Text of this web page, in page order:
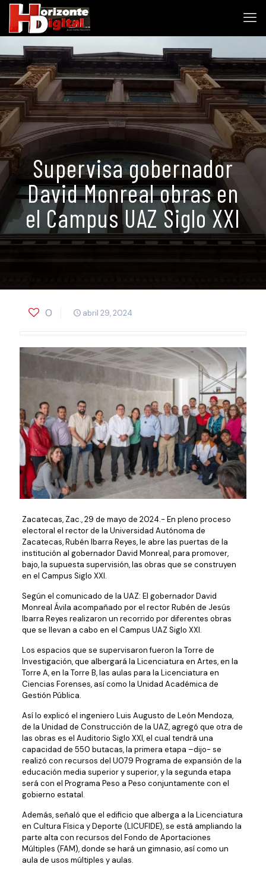
Supervisa gobernador
David Monreal obras en
el Campus UAZ Siglo XXI
0 abril 29, 2024
Zacatecas, Zac., 29 de mayo de 2024.- En pleno proceso
electoral el rector de la Universidad Autónoma de
Zacatecas, Rubén Ibarra Reyes, le abre las puertas de la
institución al gobernador David Monreal, para promover,
bajo, la supuesta supervisión, las obras que se construyen
en el Campus Siglo XXI.
Según el comunicado de la UAZ: El gobernador David
Monreal Ávila acompañado por el rector Rubén de Jesús
Ibarra Reyes realizaron un recorrido por diferentes obras
que se llevan a cabo en el Campus UAZ Siglo XXI.
Los espacios que se supervisaron fueron la Torre de
Investigación, que albergará la Licenciatura en Artes, en la
Torre A, en la Torre B, las aulas para la Licenciatura en
Ciencias Forenses, así como la Unidad Académica de
Gestión Pública.
Así lo explicó el ingeniero Luis Augusto de León Mendoza,
de la Unidad de Construcción de la UAZ, agregó que otra de
las obras es el Auditorio Siglo XXI, el cual tendrá una
capacidad de 550 butacas, la primera etapa –dijo- se
realizó con recursos del U079 Programa de expansión de la
educación media superior y superior, y la segunda etapa
será con el Programa Peso a Peso conjuntamente con el
gobierno estatal.
Además, señaló que el edificio que alberga a la Licenciatura
en Cultura Física y Deporte (LICUFIDE), se está ampliando la
parte alta con recursos del Fondo de Aportaciones
Múltiples (FAM), donde se hará un gimnasio, así como un
aula de usos múltiples y aulas.